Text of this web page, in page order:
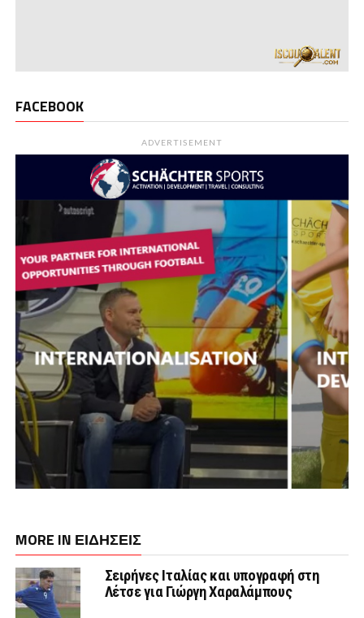
FACEBOOK
ADVERTISEMENT
MORE IN ΕΙΔΗΣΕΙΣ
Σειρήνες Ιταλίας και υπογραφή στη
Λέτσε για Γιώργη Χαραλάμπους